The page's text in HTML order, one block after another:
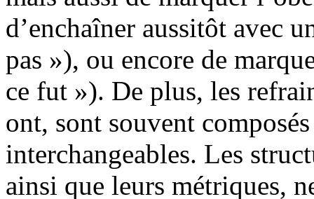
d’enchaîner aussitôt avec
pas »), ou encore de
ce fut »). De plus, les
ont, sont souvent
interchangeables. Les
ainsi que leurs métriques,